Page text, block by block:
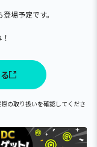
場予定です。
の取り扱いを確認してくださ